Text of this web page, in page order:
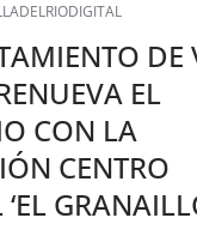
DE
EL
CON LA
CENTRO
‘EL